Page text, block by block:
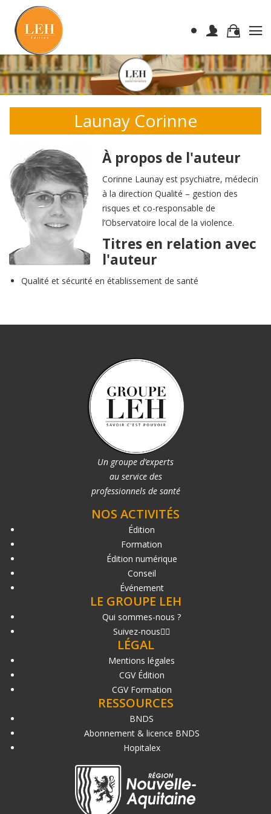
Launay Corinne
À propos de l'auteur
Corinne Launay est psychiatre, médecin
à la direction Qualité – gestion des
risques et co-responsable de
l’Observatoire local de la violence.
Titres en relation avec
l'auteur
Qualité et sécurité en établissement de santé
Un groupe d’experts
au service des
professionnels de santé
NOS ACTIVITÉS
Édition
Formation
Édition numérique
Conseil
Événement
LE GROUPE LEH
Qui sommes-nous ?
Suivez-nous
LÉGAL
Mentions légales
CGV Édition
CGV Formation
RESSOURCES
BNDS
Abonnement & licence BNDS
Hopitalex